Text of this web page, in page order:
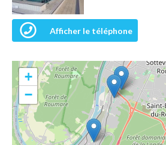
Afficher le téléphone
+
−